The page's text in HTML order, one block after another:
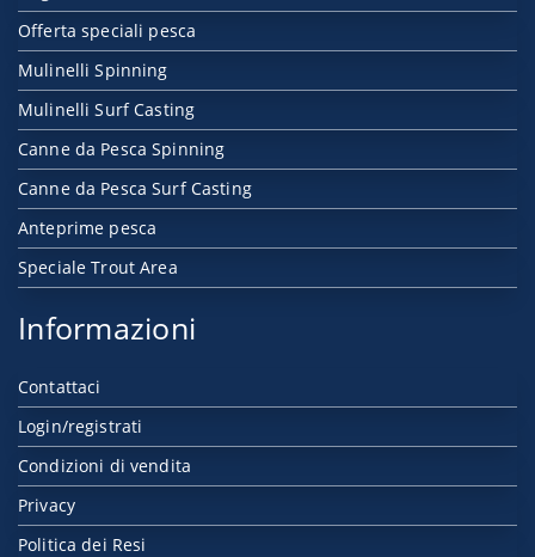
Offerta speciali pesca
Mulinelli Spinning
Mulinelli Surf Casting
Canne da Pesca Spinning
Canne da Pesca Surf Casting
Anteprime pesca
Speciale Trout Area
Informazioni
Contattaci
Login/registrati
Condizioni di vendita
Privacy
Politica dei Resi